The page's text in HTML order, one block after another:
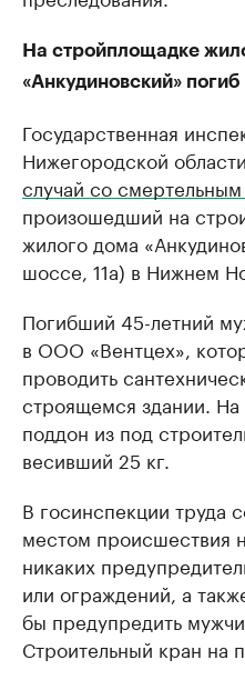
На стройплощадке
«Анкудиновский»
Государственная
Нижегородской области
случай со
произошедший на
жилого дома
шоссе, 11а) в Нижнем
Погибший 45-летний
в ООО «Вентцех»,
проводить
строящемся здании.
поддон из под
весивший 25 кг.
В госинспекции труда
местом происшествия
никаких
или ограждений, а
бы предупредить
Строительный кран на